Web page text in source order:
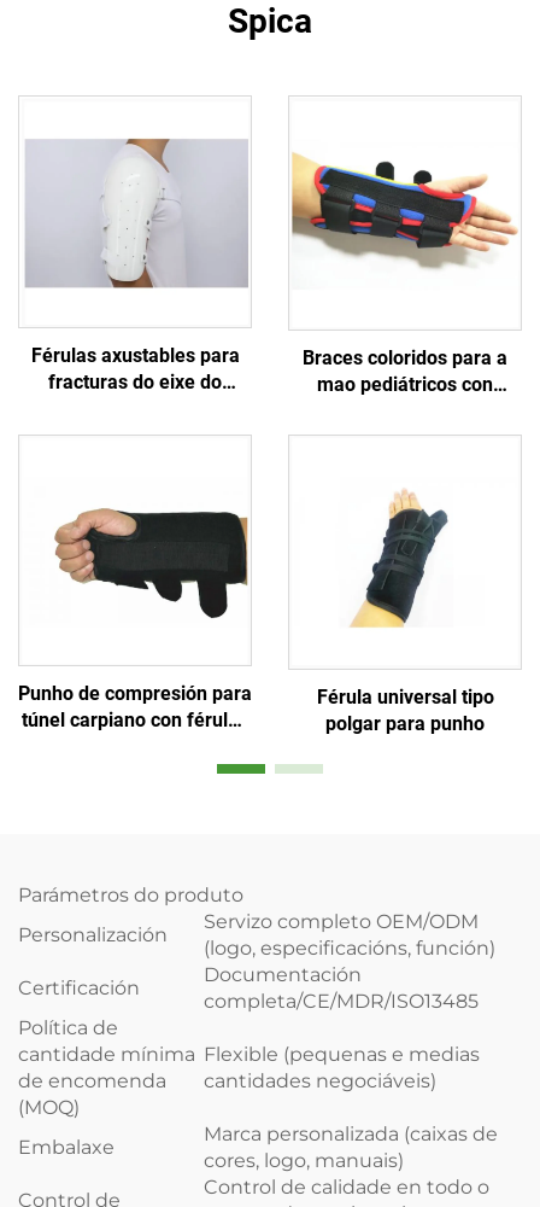
Spica
Férulas axustables para
fracturas do eixe do
para o brazo superior e o
Braces coloridos para a
mao pediátricos con
nenos / cativos /
Punho de compresión para
túnel carpiano con férulas
durmir e alivio das mans
Férula universal tipo
polgar para punho
Parámetros do produto
Personalización
Servizo completo OEM/ODM
(logo, especificacións, función)
Certificación
Documentación
completa/CE/MDR/ISO13485
Política de
cantidade mínima
de encomenda
(MOQ)
Flexible (pequenas e medias
cantidades negociáveis)
Embalaxe
Marca personalizada (caixas de
cores, logo, manuais)
Control de
Control de calidade en todo o